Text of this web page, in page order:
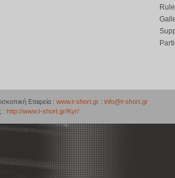
Εταιρεία : www.t-short.gr : info@t-short.gr
: http://www.t-short.gr/Kyr/